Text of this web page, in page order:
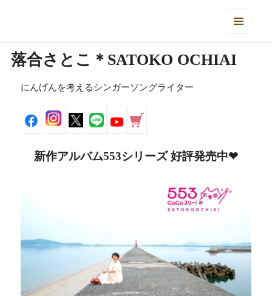
ィジェ
落合さとこ＊SATOKO OCHIAI
にんげんを考えるシンガーソングライター
新作アルバム553シリーズ 好評発売中❤︎